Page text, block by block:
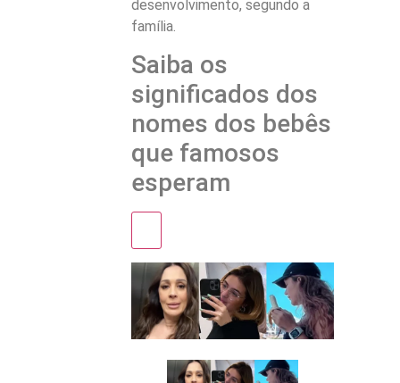
desenvolvimento, segundo a
família.
Saiba os
significados dos
nomes dos bebês
que famosos
esperam